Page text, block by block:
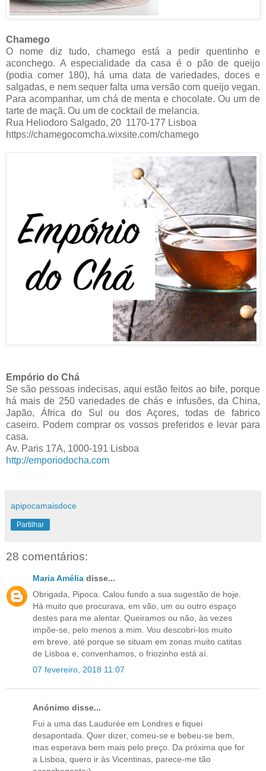
Chamego
O nome diz tudo, chamego está a pedir quentinho e
aconchego. A especialidade da casa é o pão de queijo
(podia comer 180), há uma data de variedades, doces e
salgadas, e nem sequer falta uma versão com queijo vegan.
Para acompanhar, um chá de menta e chocolate. Ou um de
tarte de maçã. Ou um de cocktail de melancia.
Rua Heliodoro Salgado, 20 1170-177 Lisboa
https://chamegocomcha.wixsite.com/chamego
Empório do Chá
Se são pessoas indecisas, aqui estão feitos ao bife, porque
há mais de 250 variedades de chás e infusões, da China,
Japão, África do Sul ou dos Açores, todas de fabrico
caseiro. Podem comprar os vossos preferidos e levar para
casa.
Av. Paris 17A, 1000-191 Lisboa
http://emporiodocha.com
apipocamaisdoce
Partilhar
28 comentários:
Maria Amélia disse...
Obrigada, Pipoca. Calou fundo a sua sugestão de hoje.
Há muito que procurava, em vão, um ou outro espaço
destes para me alentar. Queiramos ou não, às vezes
impõe-se, pelo menos a mim. Vou descobri-los muito
em breve, até porque se situam em zonas muito catitas
de Lisboa e, convenhamos, o friozinho está aí.
07 fevereiro, 2018 11:07
Anónimo disse...
Fui a uma das Laudurée em Londres e fiquei
desapontada. Quer dizer, comeu-se e bebeu-se bem,
mas esperava bem mais pelo preço. Da próxima que for
a Lisboa, quero ir às Vicentinas, parece-me tão